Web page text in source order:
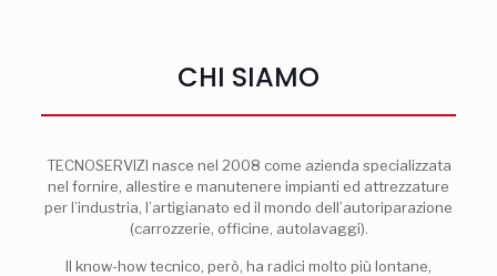
CHI SIAMO
TECNOSERVIZI nasce nel 2008 come azienda specializzata
nel fornire, allestire e manutenere impianti ed attrezzature
per l’industria, l’artigianato ed il mondo dell’autoriparazione
(carrozzerie, officine, autolavaggi).
Il know-how tecnico, però, ha radici molto più lontane,